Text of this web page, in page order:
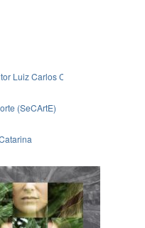
Luiz Carlos Cancellier de Olivo
(SeCArtE)